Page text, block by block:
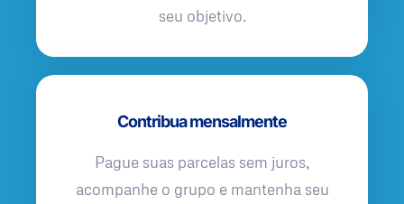
seu objetivo.
Contribua mensalmente
Pague suas parcelas sem juros,
acompanhe o grupo e mantenha seu